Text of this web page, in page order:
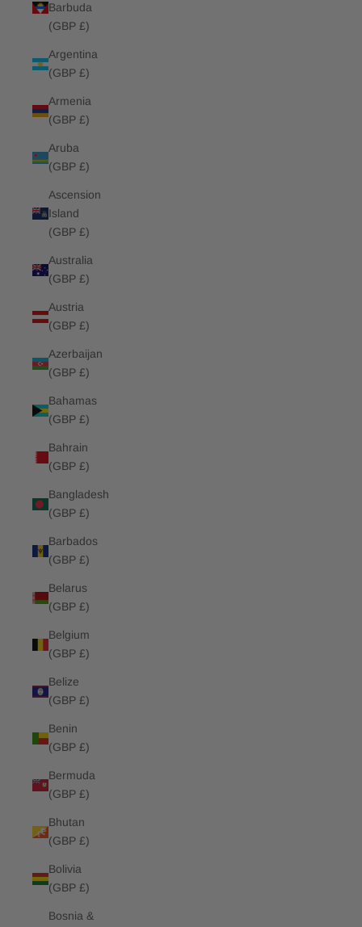
Barbuda
(GBP £)
Argentina
(GBP £)
Armenia
(GBP £)
Aruba
(GBP £)
Ascension
Island
(GBP £)
Australia
(GBP £)
Austria
(GBP £)
Azerbaijan
(GBP £)
Bahamas
(GBP £)
Bahrain
(GBP £)
Bangladesh
(GBP £)
Barbados
(GBP £)
Belarus
(GBP £)
Belgium
(GBP £)
Belize
(GBP £)
Benin
(GBP £)
Bermuda
(GBP £)
Bhutan
(GBP £)
Bolivia
(GBP £)
Bosnia &